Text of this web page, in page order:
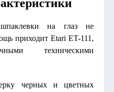
на глаз не
приходит Etari ET-111,
техническими
черных и цветных